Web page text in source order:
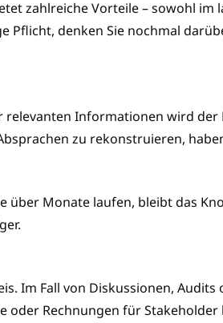
zahlreiche Vorteile – sowohl
Pflicht, denken Sie nochmal
relevanten Informationen wird
zu rekonstruieren,
Monate laufen, bleibt das
Im Fall von Diskussionen,
oder Rechnungen für